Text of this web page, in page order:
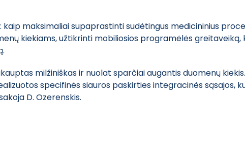
maksimaliai supaprastinti sudėtingus medicininius
kiekiams, užtikrinti mobiliosios programėlės
milžiniškas ir nuolat sparčiai augantis duomenų
specifinės siauros paskirties integracinės sąsajos,
D. Ozerenskis.